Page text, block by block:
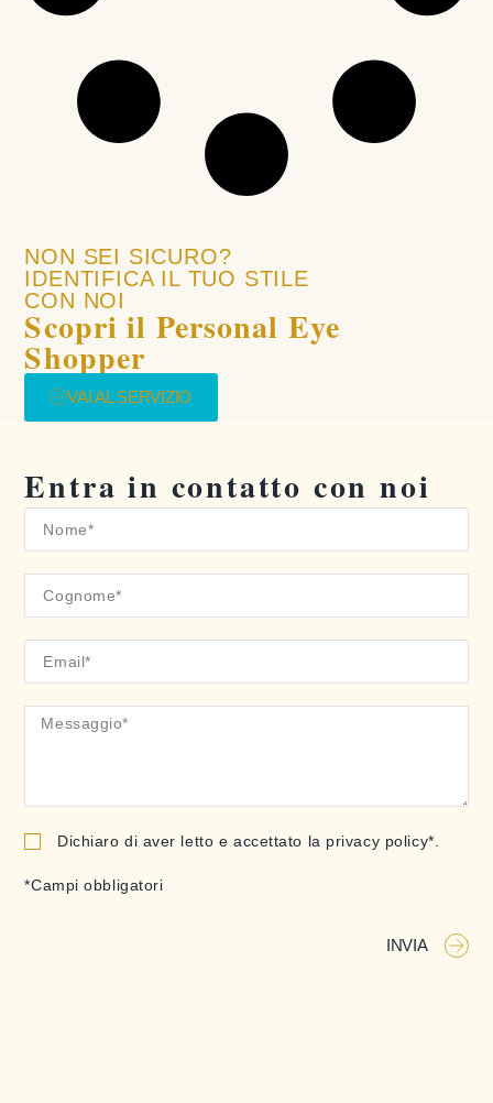
NON SEI SICURO?
IDENTIFICA IL TUO STILE
CON NOI
Scopri il Personal Eye
Shopper
VAI AL SERVIZIO
Entra in contatto con noi
Dichiaro di aver letto e accettato la privacy policy*.
*Campi obbligatori
INVIA